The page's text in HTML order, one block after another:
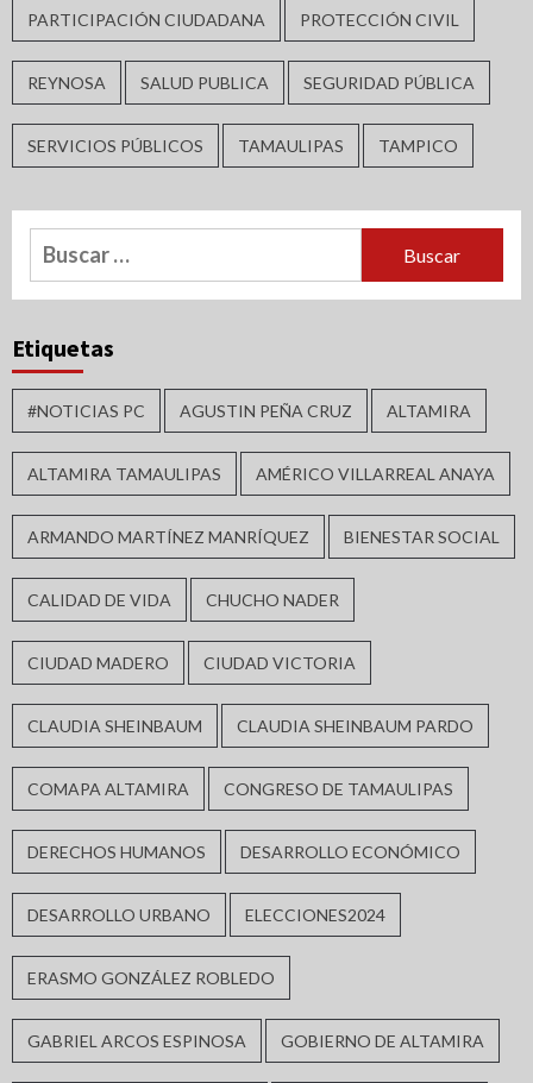
PARTICIPACIÓN CIUDADANA PROTECCIÓN CIVIL
REYNOSA SALUD PUBLICA SEGURIDAD PÚBLICA
SERVICIOS PÚBLICOS TAMAULIPAS TAMPICO
Buscar:
Etiquetas
#NOTICIAS PC AGUSTIN PEÑA CRUZ ALTAMIRA
ALTAMIRA TAMAULIPAS AMÉRICO VILLARREAL ANAYA
ARMANDO MARTÍNEZ MANRÍQUEZ BIENESTAR SOCIAL
CALIDAD DE VIDA CHUCHO NADER
CIUDAD MADERO CIUDAD VICTORIA
CLAUDIA SHEINBAUM CLAUDIA SHEINBAUM PARDO
COMAPA ALTAMIRA CONGRESO DE TAMAULIPAS
DERECHOS HUMANOS DESARROLLO ECONÓMICO
DESARROLLO URBANO ELECCIONES2024
ERASMO GONZÁLEZ ROBLEDO
GABRIEL ARCOS ESPINOSA GOBIERNO DE ALTAMIRA